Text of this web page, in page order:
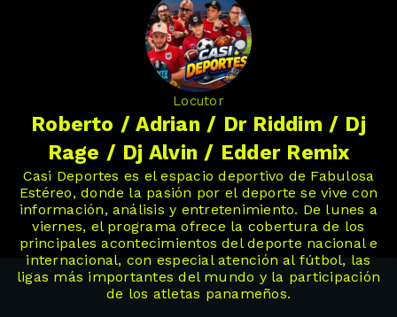
Locutor
Roberto / Adrian / Dr Riddim / Dj
Rage / Dj Alvin / Edder Remix
Casi Deportes es el espacio deportivo de Fabulosa
Estéreo, donde la pasión por el deporte se vive con
información, análisis y entretenimiento. De lunes a
viernes, el programa ofrece la cobertura de los
principales acontecimientos del deporte nacional e
internacional, con especial atención al fútbol, las
ligas más importantes del mundo y la participación
de los atletas panameños.